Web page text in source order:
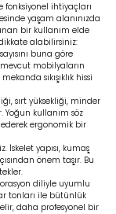
fonksiyonel ihtiyaçları
yaşam alanınızda
bir kullanım elde
alabilirsiniz:
buna göre
mobilyaların
sıkışıklık hissi
sırt yüksekliği, minder
Yoğun kullanım söz
ergonomik bir
yapısı, kumaş
önem taşır. Bu
diliyle uyumlu
tonları ile bütünlük
daha profesyonel bir